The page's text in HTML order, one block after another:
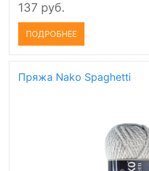
137 руб.
ПОДРОБНЕЕ
Пряжа Nako Spaghetti